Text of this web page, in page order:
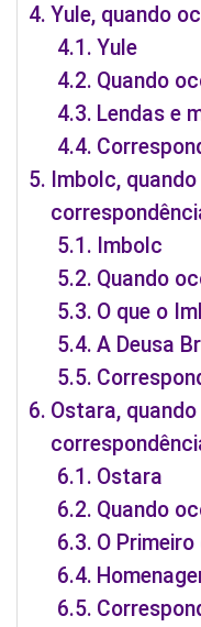
Yule, quando
Yule
Quando
Lendas e
Imbolc,
Imbolc
Quando
O que o
A Deusa
Ostara,
Ostara
Quando
O